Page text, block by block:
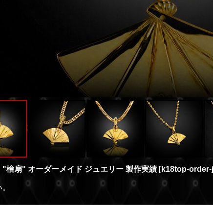
檜扇" オーダーメイド ジュエリー 製作実績 [k18top-